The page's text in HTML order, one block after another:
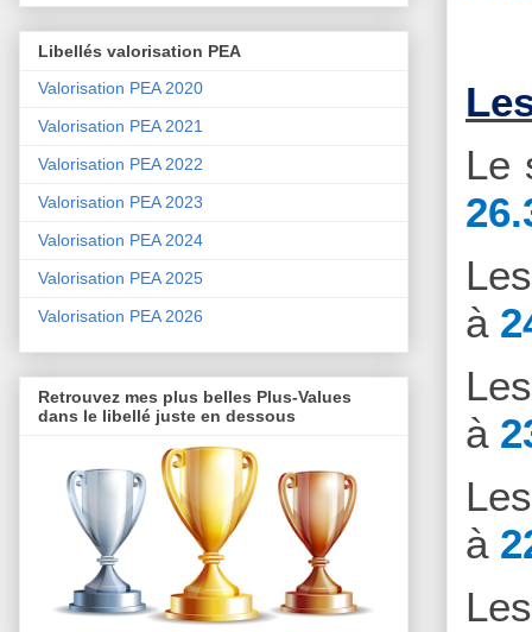
Le
à
à
à
Libellés valorisation PEA
Valorisation PEA 2020
Valorisation PEA 2021
Valorisation PEA 2022
Valorisation PEA 2023
Valorisation PEA 2024
Valorisation PEA 2025
Valorisation PEA 2026
Retrouvez mes plus belles Plus-Values
dans le libellé juste en dessous